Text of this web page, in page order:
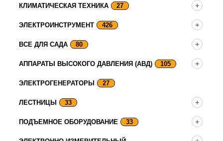
КЛИМАТИЧЕСКАЯ ТЕХНИКА 27
ЭЛЕКТРОИНСТРУМЕНТ 426
ВСЕ ДЛЯ САДА 80
АППАРАТЫ ВЫСОКОГО ДАВЛЕНИЯ (АВД) 105
ЭЛЕКТРОГЕНЕРАТОРЫ 27
ЛЕСТНИЦЫ 33
ПОДЪЕМНОЕ ОБОРУДОВАНИЕ 33